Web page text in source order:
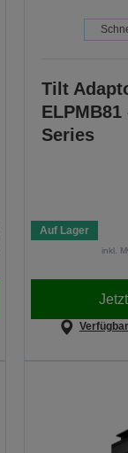
Tilt
ELPMB81
Series
Auf Lager
inkl.